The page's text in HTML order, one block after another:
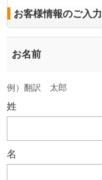
お客様情報のご入力
お名前
例）翻訳 太郎
姓
名